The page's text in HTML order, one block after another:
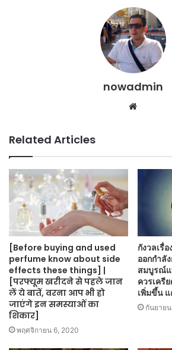
nowadmin
Website
Related Articles
[Before buying and used
perfume know about side
effects these things] |
[परफ्यूम खरीदने से पहले जान
लें ये बातें, वरना आप भी हो
जाएंगे इन समस्याओं का
शिकार]
พฤศจิกายน 6, 2020
กังวลเรื่
ออกกำลั
สมบูรณ์
ควรเครี
เพิ่มขึ้น
กันยาย